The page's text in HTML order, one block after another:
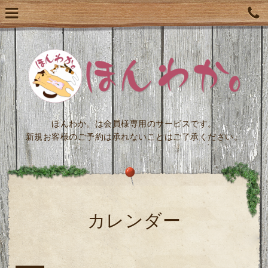
ほんわか。は会員様専用のサービスです。
新規お客様のご予約は承れないことはご了承ください。
カレンダー